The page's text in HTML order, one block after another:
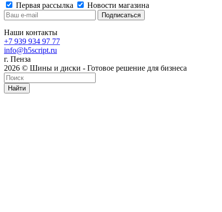
Первая рассылка
Новости магазина
Наши контакты
+7 939 934 97 77
info@h5script.ru
г. Пенза
2026 © Шины и диски - Готовое решение для бизнеса
Найти